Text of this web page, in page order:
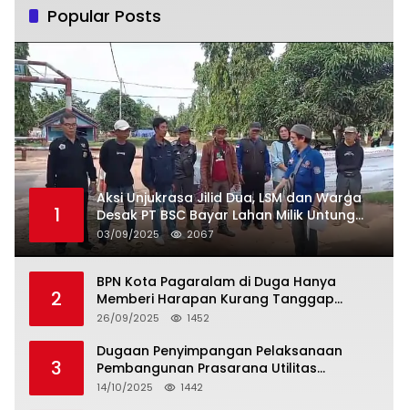
Popular Posts
1
Aksi Unjukrasa Jilid Dua, LSM dan Warga
Desak PT BSC Bayar Lahan Milik Untung
Suropati
03/09/2025 2067
2
BPN Kota Pagaralam di Duga Hanya
Memberi Harapan Kurang Tanggap
Terkait Sertifikat Tumpang Tindih
26/09/2025 1452
3
Dugaan Penyimpangan Pelaksanaan
Pembangunan Prasarana Utilitas
Permukiman Desa Pajar Bulan
14/10/2025 1442